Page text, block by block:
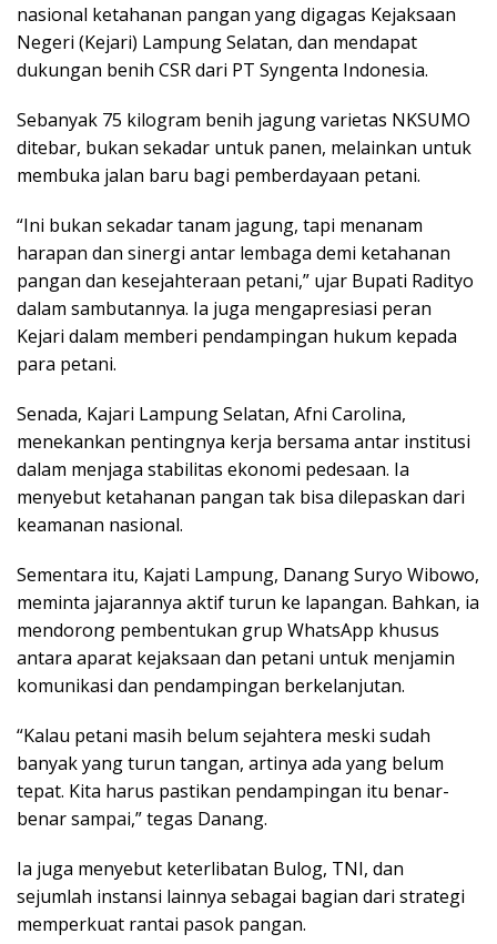
nasional ketahanan pangan yang digagas Kejaksaan
Negeri (Kejari) Lampung Selatan, dan mendapat
dukungan benih CSR dari PT Syngenta Indonesia.
Sebanyak 75 kilogram benih jagung varietas NKSUMO
ditebar, bukan sekadar untuk panen, melainkan untuk
membuka jalan baru bagi pemberdayaan petani.
“Ini bukan sekadar tanam jagung, tapi menanam
harapan dan sinergi antar lembaga demi ketahanan
pangan dan kesejahteraan petani,” ujar Bupati Radityo
dalam sambutannya. Ia juga mengapresiasi peran
Kejari dalam memberi pendampingan hukum kepada
para petani.
Senada, Kajari Lampung Selatan, Afni Carolina,
menekankan pentingnya kerja bersama antar institusi
dalam menjaga stabilitas ekonomi pedesaan. Ia
menyebut ketahanan pangan tak bisa dilepaskan dari
keamanan nasional.
Sementara itu, Kajati Lampung, Danang Suryo Wibowo,
meminta jajarannya aktif turun ke lapangan. Bahkan, ia
mendorong pembentukan grup WhatsApp khusus
antara aparat kejaksaan dan petani untuk menjamin
komunikasi dan pendampingan berkelanjutan.
“Kalau petani masih belum sejahtera meski sudah
banyak yang turun tangan, artinya ada yang belum
tepat. Kita harus pastikan pendampingan itu benar-
benar sampai,” tegas Danang.
Ia juga menyebut keterlibatan Bulog, TNI, dan
sejumlah instansi lainnya sebagai bagian dari strategi
memperkuat rantai pasok pangan.